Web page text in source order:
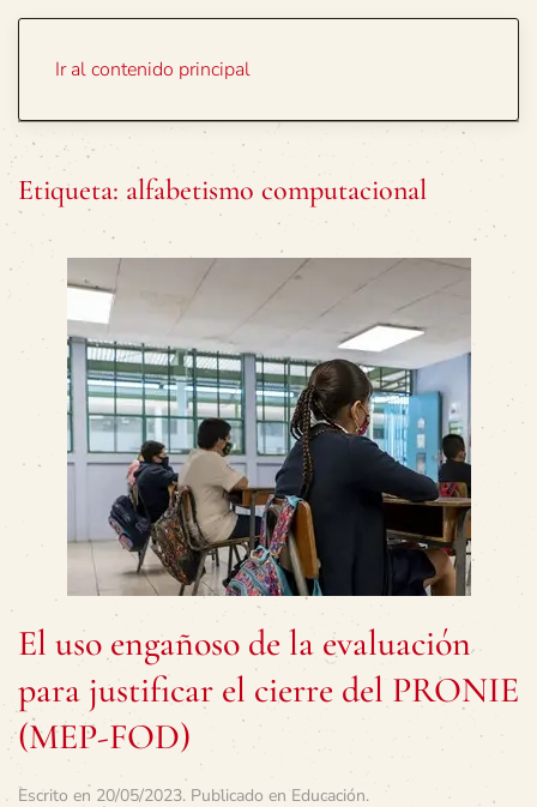
Ir al contenido principal
Etiqueta: alfabetismo computacional
El uso engañoso de la evaluación
para justificar el cierre del PRONIE
(MEP-FOD)
Escrito en 20/05/2023. Publicado en Educación.